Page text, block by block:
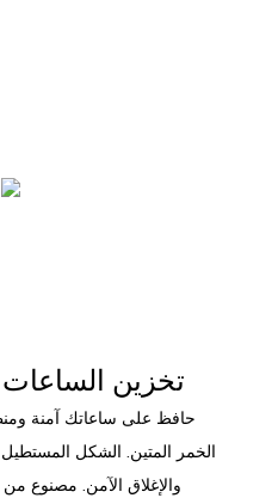
حافظ على ساعاتك آمنة
الخمر المتين. الشكل
والإغلاق الآمن. مصنوع